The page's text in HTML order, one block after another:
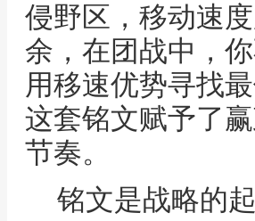
侵野区，移动速
余，在团战中，
用移速优势寻找
这套铭文赋予了
节奏。
铭文是战略的